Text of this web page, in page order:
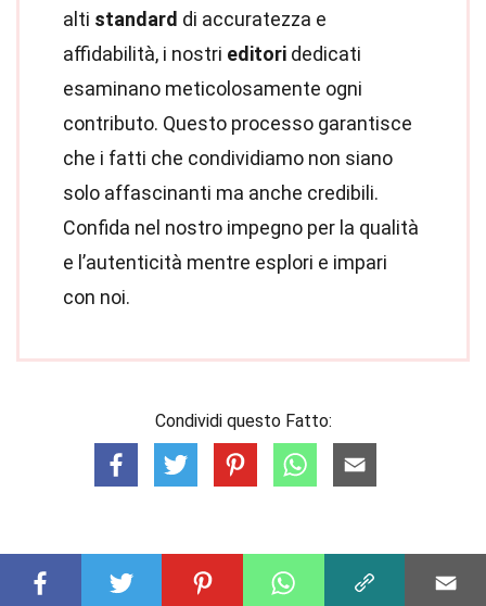
alti standard di accuratezza e
affidabilità, i nostri editori dedicati
esaminano meticolosamente ogni
contributo. Questo processo garantisce
che i fatti che condividiamo non siano
solo affascinanti ma anche credibili.
Confida nel nostro impegno per la qualità
e l’autenticità mentre esplori e impari
con noi.
Condividi questo Fatto: